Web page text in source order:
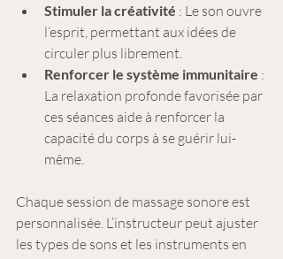
Stimuler la créativité : Le son ouvre
l’esprit, permettant aux idées de
circuler plus librement.
Renforcer le système immunitaire :
La relaxation profonde favorisée par
ces séances aide à renforcer la
capacité du corps à se guérir lui-
même.
Chaque session de massage sonore est
personnalisée. L’instructeur peut ajuster
les types de sons et les instruments en